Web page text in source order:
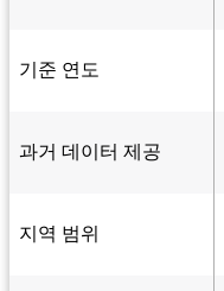
기준 연도
과거 데이터 제공
지역 범위